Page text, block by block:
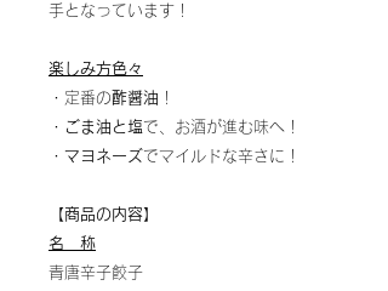
手となっています！
楽しみ方色々
・定番の酢醤油 ！
・ ごま油と塩で、お酒が進む味へ！
・ マヨネーズでマイルドな辛さに！
【商品の内容】
名 称
青唐辛子餃子